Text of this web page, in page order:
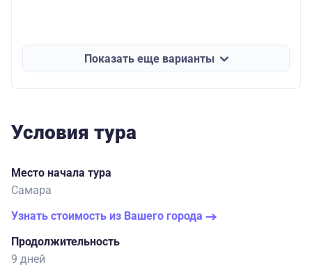
Показать еще варианты
Условия тура
Место начала тура
Самара
Узнать стоимость из Вашего города
Продолжительность
9 дней